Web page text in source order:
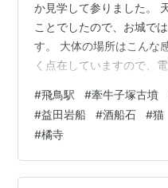
か見学して参りました。
ことでしたので、お城で
す。 大体の場所はこんな
く点在していますので、
円です。では参りましょ
阪線に乗って、45分。 飛
以前高取城攻略戦で利用
は明日香村の飛鳥駅なの
利用しましょう。 どうも
#飛鳥駅 #牽牛子塚古墳
#益田岩船 #酒船石 #猫
#橘寺